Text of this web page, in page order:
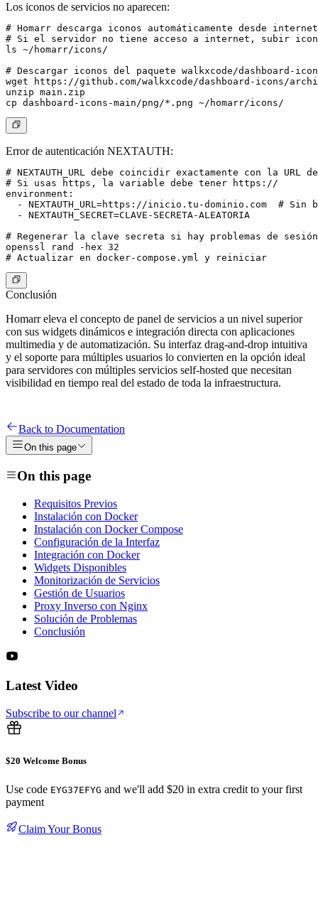
Los iconos de servicios no aparecen:
# Homarr descarga iconos automáticamente desde internet
# Si el servidor no tiene acceso a internet, subir
ls ~/homarr/icons/
# Descargar iconos del paquete walkxcode/dashboard-
wget https://github.com/walkxcode/dashboard-icons/
unzip main.zip
Error de autenticación NEXTAUTH:
# NEXTAUTH_URL debe coincidir exactamente con la URL
# Si usas https, la variable debe tener https://
environment:
- NEXTAUTH_URL=https://inicio.tu-dominio.com  # Sin
  - NEXTAUTH_SECRET=CLAVE-SECRETA-ALEATORIA
# Regenerar la clave secreta si hay problemas de sesión
openssl rand -hex 32
Conclusión
Homarr eleva el concepto de panel de servicios a un nivel superior
con sus widgets dinámicos e integración directa con aplicaciones
multimedia y de automatización. Su interfaz drag-and-drop intuitiva
y el soporte para múltiples usuarios lo convierten en la opción ideal
para servidores con múltiples servicios self-hosted que necesitan
visibilidad en tiempo real del estado de toda la infraestructura.
Back to Documentation
On this page
On this page
Requisitos Previos
Instalación con Docker
Instalación con Docker Compose
Configuración de la Interfaz
Integración con Docker
Widgets Disponibles
Monitorización de Servicios
Gestión de Usuarios
Proxy Inverso con Nginx
Solución de Problemas
Conclusión
Latest Video
Subscribe to our channel
$20 Welcome Bonus
Use code EYG37EFYG and we'll add $20 in extra credit to your first
payment
Claim Your Bonus